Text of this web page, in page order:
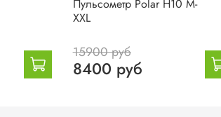
Пульсометр Polar H10 M-
XXL
15900 руб
8400 руб